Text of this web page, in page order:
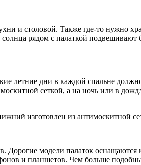
и столовой. Также где-то нужно
рядом с палаткой
летние дни в каждой спальне
сеткой, а на ночь или в
изготовлен из антимоскитной
Дорогие модели палаток
и планшетов. Чем больше